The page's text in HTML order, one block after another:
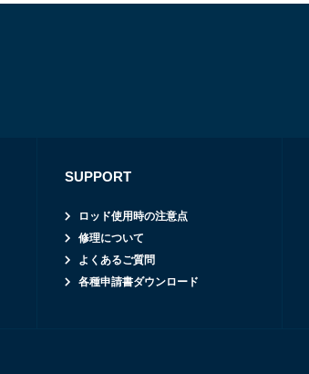
SUPPORT
ロッド使用時の注意点
修理について
よくあるご質問
各種申請書ダウンロード